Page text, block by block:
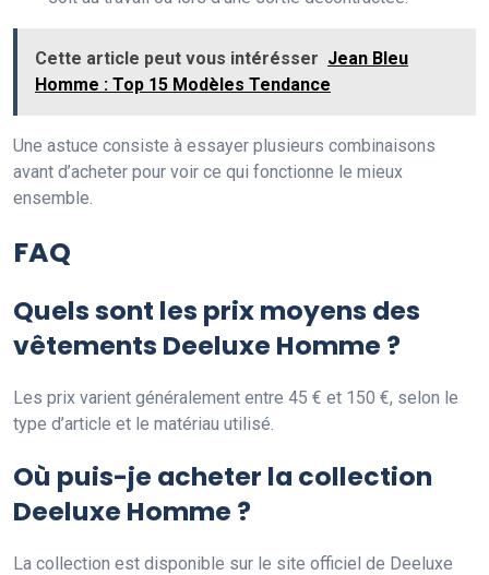
Cette article peut vous intérésser Jean Bleu
Homme : Top 15 Modèles Tendance
Une astuce consiste à essayer plusieurs combinaisons
avant d’acheter pour voir ce qui fonctionne le mieux
ensemble.
FAQ
Quels sont les prix moyens des
vêtements Deeluxe Homme ?
Les prix varient généralement entre 45 € et 150 €, selon le
type d’article et le matériau utilisé.
Où puis-je acheter la collection
Deeluxe Homme ?
La collection est disponible sur le site officiel de Deeluxe